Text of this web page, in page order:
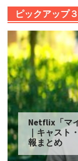
ピックアップ
Netflix「マ
｜キャスト
報まとめ